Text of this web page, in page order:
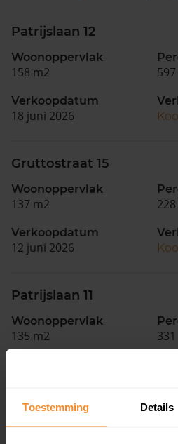
Toestemming Details
Patrijslaan 12
Woonoppervlak
158 m2
Verkoopdatum
18 juni 2026
Gruttostraat 15
Woonoppervlak
137 m2
Verkoopdatum
12 juni 2026
Patrijslaan 11
Woonoppervlak
135 m2
Gruttostraat 13